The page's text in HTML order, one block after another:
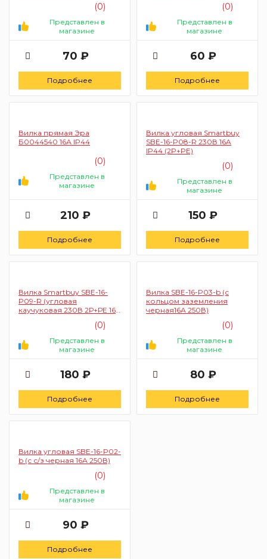
(0)
Представлен в
магазине
70 ₽
Подробнее
(0)
Представлен в
магазине
60 ₽
Подробнее
Вилка прямая Эра
Б0044540 16А IP44
(0)
Представлен в
магазине
210 ₽
Подробнее
Вилка угловая Smartbuy
SBE-16-P08-R 230В 16A
IP44 (2P+PE)
(0)
Представлен в
магазине
150 ₽
Подробнее
Вилка Smartbuy SBE-16-
P09-R (угловая
каучуковая 230В 2Р+РЕ 16А
(0)
Представлен в
магазине
180 ₽
Подробнее
Вилка SBE-16-P03-b (с
кольцом заземления
черная16А 250В)
(0)
Представлен в
магазине
80 ₽
Подробнее
Вилка угловая SBE-16-P02-
b (с с/з черная 16А 250В)
(0)
Представлен в
магазине
90 ₽
Подробнее